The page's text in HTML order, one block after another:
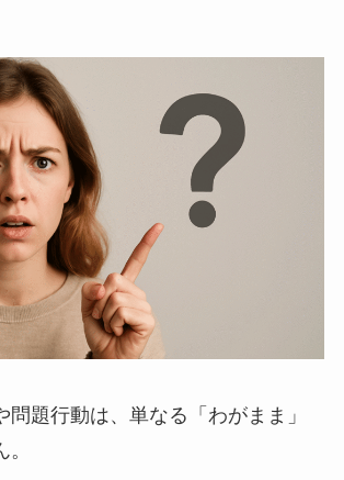
問題行動は、単なる「わがまま」